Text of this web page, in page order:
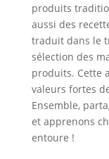
produits
aussi des
traduit dans le
sélection des
produits. Cette
valeurs fortes
Ensemble,
et apprenons
entoure !